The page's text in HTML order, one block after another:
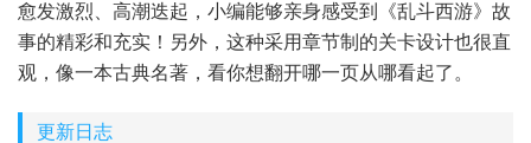
愈发激烈、高潮迭起，小编能够亲身感受到《乱斗西游》故
事的精彩和充实！另外，这种采用章节制的关卡设计也很直
观，像一本古典名著，看你想翻开哪一页从哪看起了。
更新日志